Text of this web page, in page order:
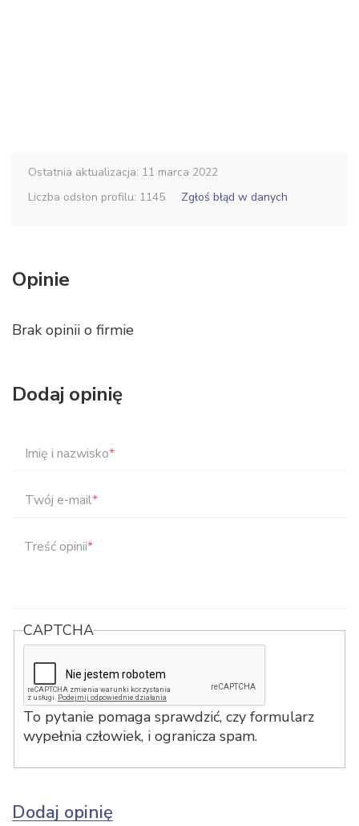
Ostatnia aktualizacja: 11 marca 2022
Liczba odsłon profilu: 1145
Zgłoś błąd w danych
Opinie
Brak opinii o firmie
Dodaj opinię
Imię i nazwisko*
Twój e-mail*
Treść opinii*
CAPTCHA
To pytanie pomaga sprawdzić, czy formularz
wypełnia człowiek, i ogranicza spam.
Dodaj opinię